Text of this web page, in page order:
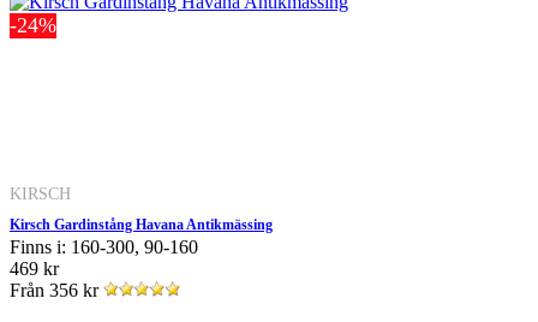
-24%
KIRSCH
Kirsch Gardinstång Havana Antikmässing
Finns i: 160-300, 90-160
469 kr
Från 356 kr